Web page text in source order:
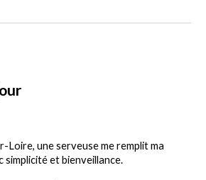
Loire, une serveuse me remplit ma
simplicité et bienveillance.